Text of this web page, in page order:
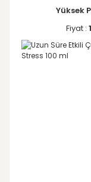
Yüksek
Fiyat :